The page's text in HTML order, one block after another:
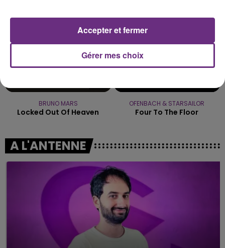
BRUNO MARS
Locked Out Of Heaven
OFENBACH & STARSAILOR
Four To The Floor
A L'ANTENNE
Gérer mes choix
Accepter et fermer